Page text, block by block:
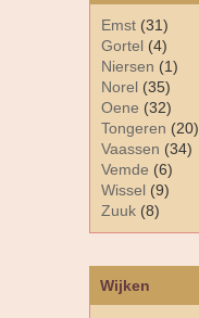
Emst (31)
Gortel (4)
Niersen (1)
Norel (35)
Oene (32)
Tongeren (20)
Vaassen (34)
Vemde (6)
Wissel (9)
Zuuk (8)
Wijken